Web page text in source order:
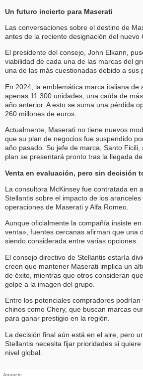
Un futuro incierto para Maserati
Las conversaciones sobre el destino de
antes de la reciente designación del nuevo
El presidente del consejo, John Elkann,
viabilidad de cada una de las marcas del
una de las más cuestionadas debido a sus
En 2024, la emblemática marca italiana de
apenas 11.300 unidades, una caída de
año anterior. A esto se suma una pérdida
260 millones de euros.
Actualmente, Maserati no tiene nuevos
que su plan de negocios fue suspendido
año pasado. Su jefe de marca, Santo
plan se presentará pronto tras la llegada
Venta en evaluación, pero sin decisión
La consultora McKinsey fue contratada en
Stellantis sobre el impacto de los
operaciones de Maserati y Alfa Romeo.
Aunque oficialmente la compañía insiste
venta», fuentes cercanas afirman que una
siendo considerada entre varias opciones.
El consejo directivo de Stellantis estaría
creen que mantener Maserati implica un
de éxito, mientras que otros consideran
golpe a la imagen del grupo.
Entre los potenciales compradores
chinos como Chery, que buscan marcas
para ganar prestigio en la región.
La decisión final aún está en el aire, pero
Stellantis necesita fijar prioridades si
nivel global.
Anuncio